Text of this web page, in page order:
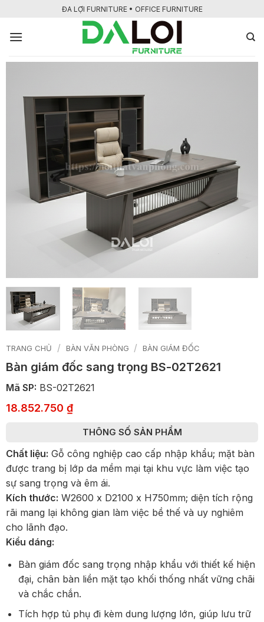
nội
ĐA LỢI FURNITURE • OFFICE FURNITURE
TRANG CHỦ / BÀN VĂN PHÒNG / BÀN GIÁM ĐỐC
Bàn giám đốc sang trọng BS-02T2621
Mã SP: BS-02T2621
18.852.750 ₫
THÔNG SỐ SẢN PHẨM
Chất liệu: Gỗ công nghiệp cao cấp nhập khẩu; mặt bàn
được trang bị lớp da mềm mại tại khu vực làm việc tạo
sự sang trọng và êm ái.
Kích thước: W2600 x D2100 x H750mm; diện tích rộng
rãi mang lại không gian làm việc bề thế và uy nghiêm
cho lãnh đạo.
Kiểu dáng:
Bàn giám đốc sang trọng nhập khẩu với thiết kế hiện
đại, chân bàn liền mặt tạo khối thống nhất vững chãi
và chắc chắn.
Tích hợp tủ phụ đi kèm dung lượng lớn, giúp lưu trữ